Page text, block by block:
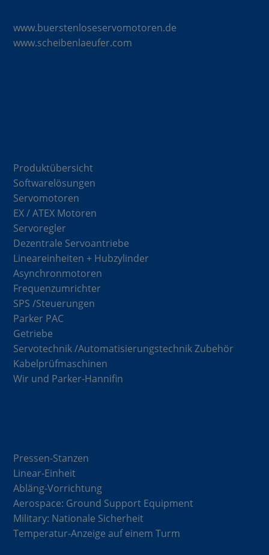
www.buerstenloseservomotoren.de
www.scheibenlaeufer.com
Produktübersicht
Softwarelösungen
Servomotoren
EX / ATEX Motoren
Servoregler
Dezentrale Servoantriebe
Lineareinheiten + Hubzylinder
Asynchronmotoren
Frequenzumrichter
SPS /Steuerungen
Parker PAC
Getriebe
Servotechnik /Automatisierungstechnik Zubehör
Kabelprüfmaschinen
Wir und Parker-Hannifin
Pressen-Stanzen
Linear-Einheit
Abläng-Vorrichtung
Aerospace: Ground Support Equipment
Military: Nationale Sicherheit
Temperatur-Anzeige auf einem Turm